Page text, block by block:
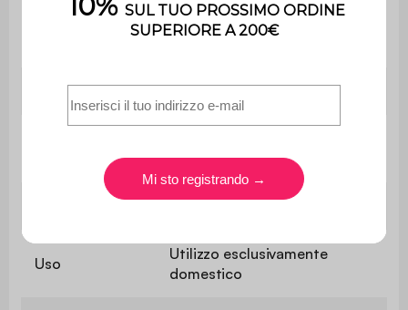
Profondità del
42,5 cm
Durezza seduta Equilibrato
supportato
Interno
Uso
Utilizzo esclusivamente
domestico